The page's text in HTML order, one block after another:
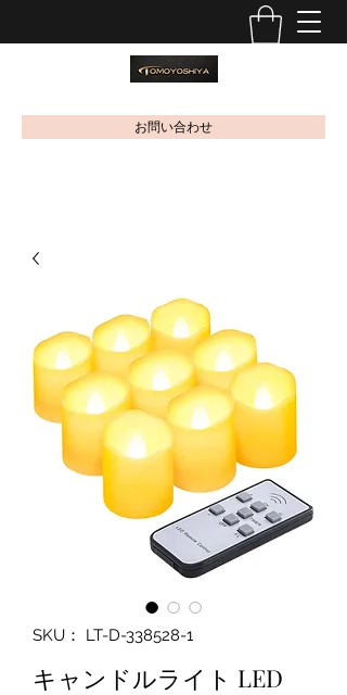
お問い合わせ
SKU： LT-D-338528-1
キャンドルライト LED